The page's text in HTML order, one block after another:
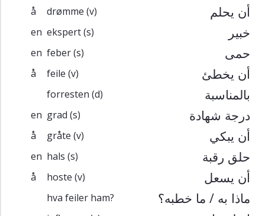
å drømme (v) أن يحلم
en ekspert(s) خبير
en feber(s) حمى
å feile (v) أن يخطئ
forresten (d) بالمناسبة
en grad (s) درجة شهادة
å gråte (v) أن يبكي
en hals (s) حلق رقبة
å hoste (v) أن يسعل
hva feiler ham? ماذا به / ما خطبه؟